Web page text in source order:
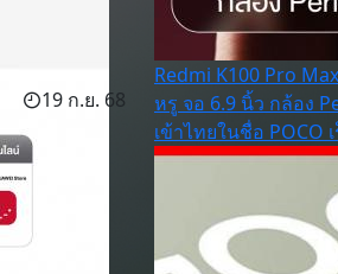
19 ก.ย. 68
Redmi K100 Pro
หรู จอ 6.9 นิ้ว กล้อง
เข้าไทยในชื่อ POCO